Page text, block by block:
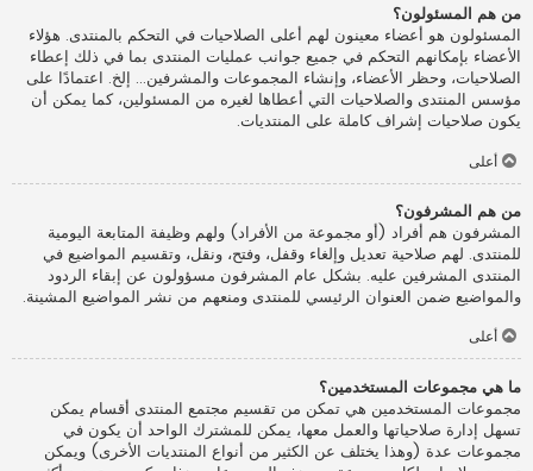
من هم المسئولون؟
المسئولون هو أعضاء معينون لهم أعلى الصلاحيات في التحكم بالمنتدى. هؤلاء
الأعضاء بإمكانهم التحكم في جميع جوانب عمليات المنتدى بما في ذلك إعطاء
الصلاحيات، وحظر الأعضاء، وإنشاء المجموعات والمشرفين... إلخ. اعتمادًا على
مؤسس المنتدى والصلاحيات التي أعطاها لغيره من المسئولين، كما يمكن أن
يكون صلاحيات إشراف كاملة على المنتديات.
أعلى
من هم المشرفون؟
المشرفون هم أفراد (أو مجموعة من الأفراد) ولهم وظيفة المتابعة اليومية
للمنتدى. لهم صلاحية تعديل وإلغاء وقفل، وفتح، ونقل، وتقسيم المواضيع في
المنتدى المشرفين عليه. بشكل عام المشرفون مسؤولون عن إبقاء الردود
والمواضيع ضمن العنوان الرئيسي للمنتدى ومنعهم من نشر المواضيع المشينة.
أعلى
ما هي مجموعات المستخدمين؟
مجموعات المستخدمين هي تمكن من تقسيم مجتمع المنتدى أقسام يمكن
تسهل إدارة صلاحياتها والعمل معها، يمكن للمشترك الواحد أن يكون في
مجموعات عدة (وهذا يختلف عن الكثير من أنواع المنتديات الأخرى) ويمكن